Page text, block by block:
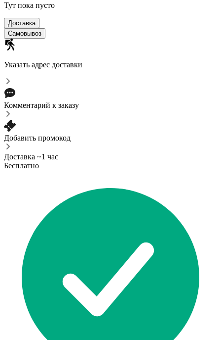
Тут пока пусто
Доставка
Самовывоз
Указать адрес доставки
Комментарий к заказу
Добавить промокод
Доставка ~1 час
Бесплатно